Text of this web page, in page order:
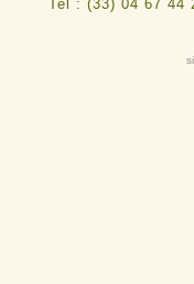
Tel : (33) 04 67 44